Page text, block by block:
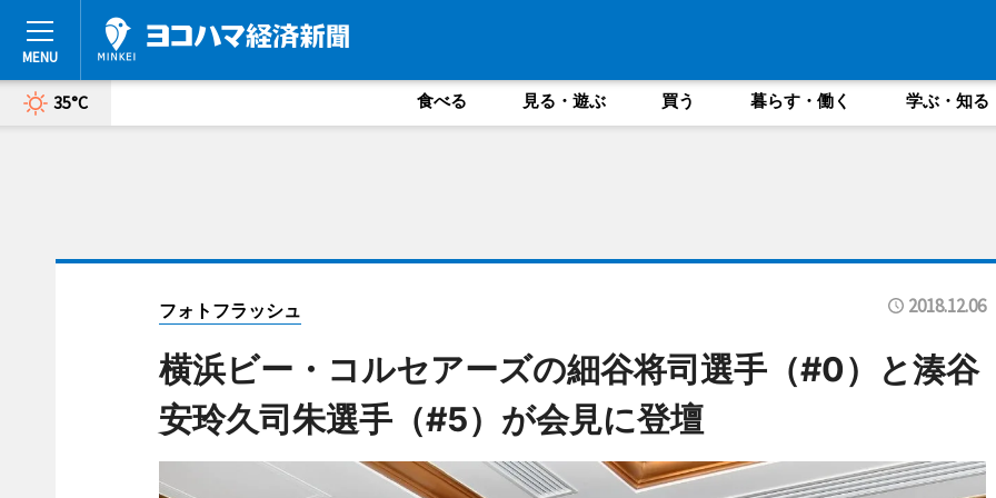
35°C 食べる 見る・遊ぶ 買う 暮らす・働く 学ぶ・知る
フォトフラッシュ 2018.12.06
横浜ビー・コルセアーズの細谷将司選手（#0）と湊谷
安玲久司朱選手（#5）が会見に登壇